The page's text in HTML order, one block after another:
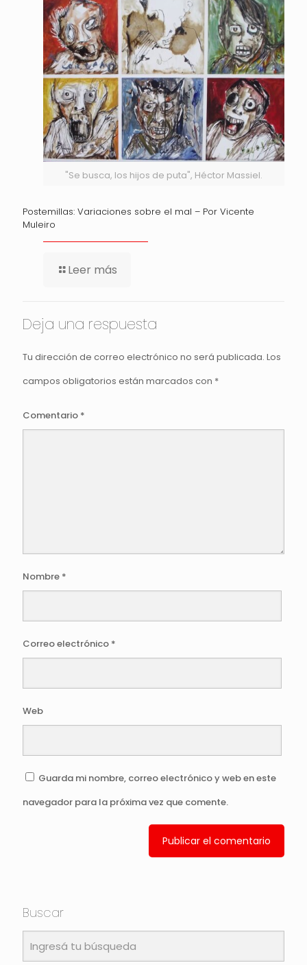
"Se busca, los hijos de puta", Héctor Massiel.
Postemillas: Variaciones sobre el mal – Por Vicente
Muleiro
Leer más
Deja una respuesta
Tu dirección de correo electrónico no será publicada. Los
campos obligatorios están marcados con *
Comentario *
Nombre *
Correo electrónico *
Web
Guarda mi nombre, correo electrónico y web en este
navegador para la próxima vez que comente.
Buscar